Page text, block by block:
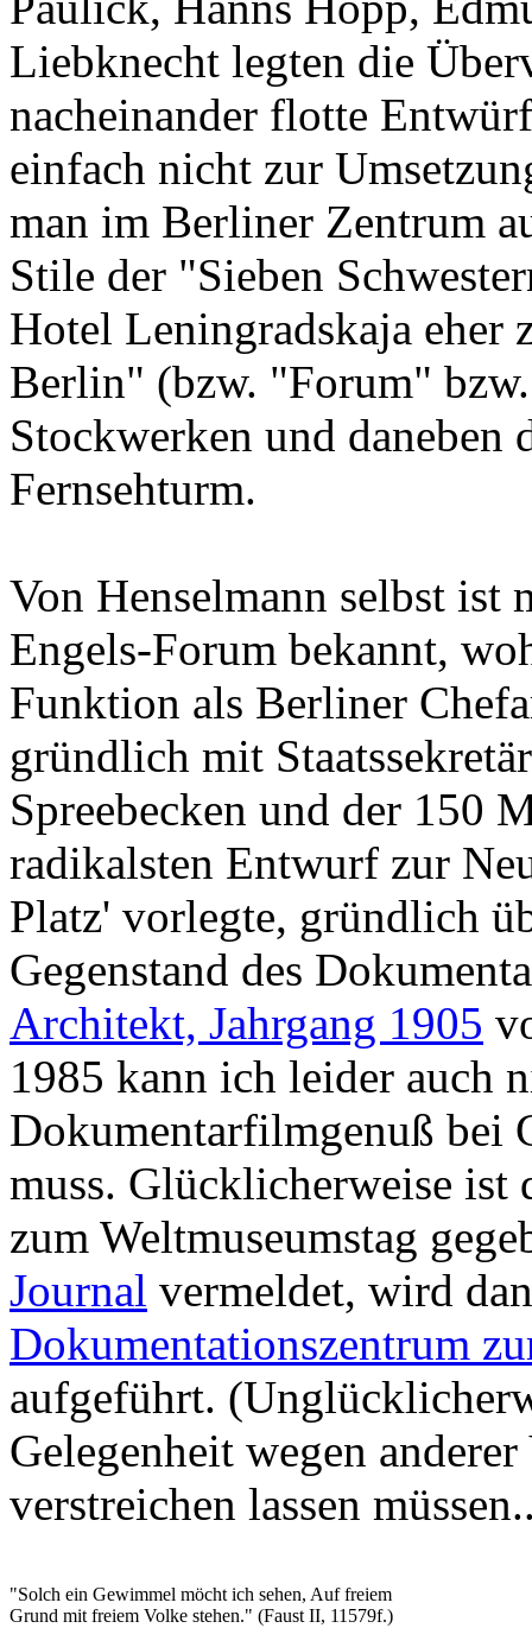
Liebknecht legten die
nacheinander flotte
einfach nicht zur
man im Berliner Zentrum
Stile der "Sieben
Hotel Leningradskaja eher
Berlin" (bzw. "Forum"
Stockwerken und daneben
Fernsehturm.
Von Henselmann selbst
Engels-Forum bekannt,
Funktion als Berliner
gründlich mit
Spreebecken und der 150
radikalsten Entwurf zur
Platz' vorlegte, gründlich
Gegenstand des
Architekt, Jahrgang 1905
1985 kann ich leider auch
Dokumentarfilmgenuß bei
muss. Glücklicherweise ist
zum Weltmuseumstag
Journal vermeldet, wird
Dokumentationszentrum
aufgeführt.
Gelegenheit wegen
verstreichen lassen
"Solch ein Gewimmel möcht ich sehen, Auf freiem
Grund mit freiem Volke stehen." (Faust II, 11579f.)